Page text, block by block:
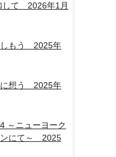
して 2026年1月
しもう 2025年
に想う 2025年
～ニューヨーク
ンにて～ 2025